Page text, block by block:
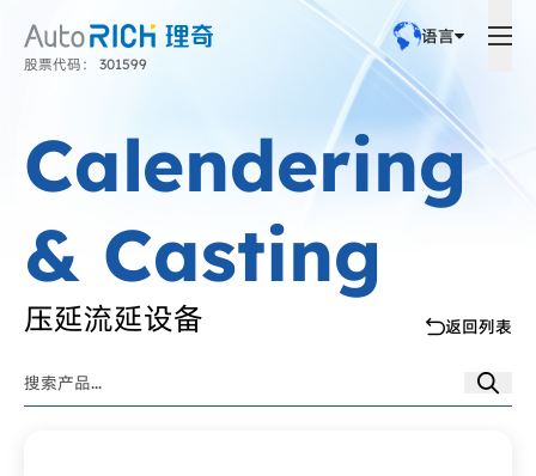
股票代码： 301599
语言
Calendering
& Casting
压延流延设备 返回列表